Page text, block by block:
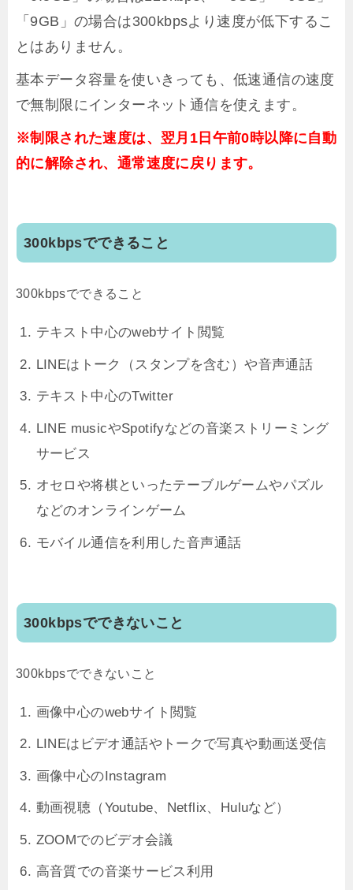
「9GB」の場合は300kbpsより速度が低下するこ
とはありません。
基本データ容量を使いきっても、低速通信の速度
で無制限にインターネット通信を使えます。
※制限された速度は、翌月1日午前0時以降に自動
的に解除され、通常速度に戻ります。
300kbpsでできること
300kbpsでできること
テキスト中心のwebサイト閲覧
LINEはトーク（スタンプを含む）や音声通話
テキスト中心のTwitter
LINE musicやSpotifyなどの音楽ストリーミング
サービス
オセロや将棋といったテーブルゲームやパズル
などのオンラインゲーム
モバイル通信を利用した音声通話
300kbpsでできないこと
300kbpsでできないこと
画像中心のwebサイト閲覧
LINEはビデオ通話やトークで写真や動画送受信
画像中心のInstagram
動画視聴（Youtube、Netflix、Huluなど）
ZOOMでのビデオ会議
高音質での音楽サービス利用